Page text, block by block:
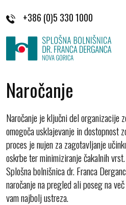
+386 (0)5 330 1000
Naročanje
Naročanje je ključni del organizacije
omogoča usklajevanje in dostopnost
proces je nujen za zagotavljanje
oskrbe ter minimiziranje čakalnih vrst.
Splošna bolnišnica dr. Franca
naročanje na pregled ali poseg na
vam najbolj ustreza.